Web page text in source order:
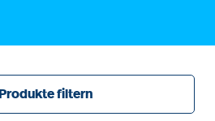
Produkte filtern